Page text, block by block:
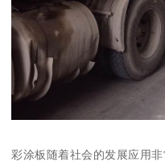
彩涂板随着社会的发展应用